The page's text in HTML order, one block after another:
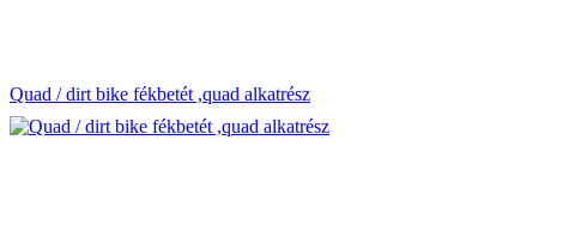
Quad / dirt bike fékbetét ,quad alkatrész